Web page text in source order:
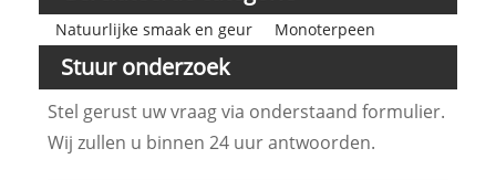
Natuurlijke smaak en geur Monoterpeen
Stuur onderzoek
Stel gerust uw vraag via onderstaand formulier.
Wij zullen u binnen 24 uur antwoorden.